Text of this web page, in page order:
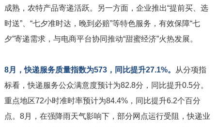
成熟，农特产品寄递活跃。另一方面，企业推出“提前买、选
时送”、“七夕准时达，晚到必赔”等特色服务，有效保障“七
夕”寄递需求，与电商平台协同推动“甜蜜经济”火热发展。
8月，快递服务质量指数为573，同比提升27.1%。
从分项指
标看，快递服务公众满意度预计为82.8分，同比提升0.5分。
重点地区72小时准时率预计为84.4%，同比提升6.2个百分
点。8月，在强降雨天气影响下，部分网点运行受阻，快递业